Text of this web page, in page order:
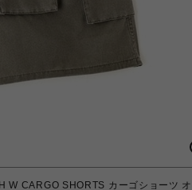
W CARGO SHORTS カーゴショーツ オ